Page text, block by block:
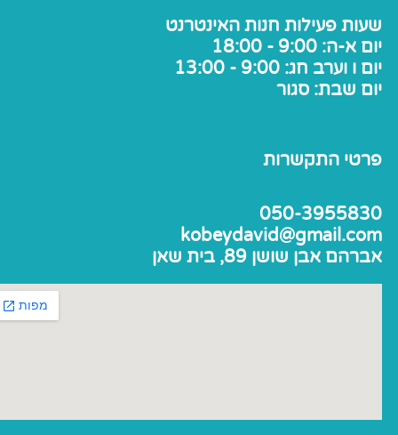
שעות פעילות חנות האינטרנט
יום א-ה: 9:00 - 18:00
יום ו וערב חג: 9:00 - 13:00
יום שבת: סגור
פרטי התקשרות
050-3955830
kobeydavid@gmail.com
אברהם אבן שושן 89, בית שאן